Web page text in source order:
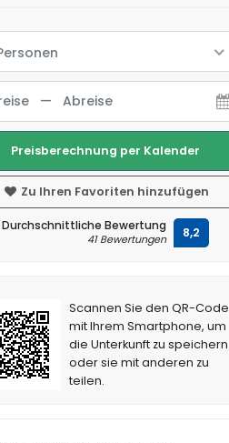
Preisberechnung per Kalender
Zu Ihren Favoriten hinzufügen
Durchschnittliche Bewertung
41 Bewertungen 8,2
Scannen Sie den QR-Code
mit Ihrem Smartphone, um
die Unterkunft zu speichern
oder sie mit anderen zu
teilen.